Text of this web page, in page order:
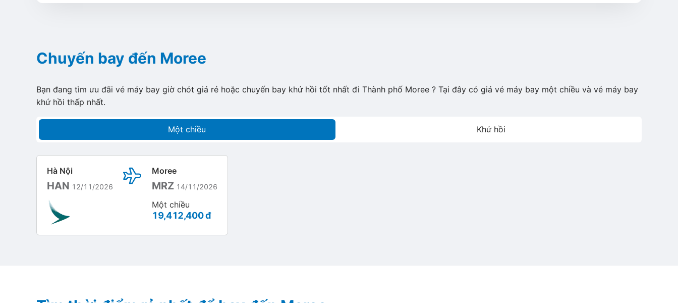
Chuyến bay đến Moree
Bạn đang tìm ưu đãi vé máy bay giờ chót giá rẻ hoặc chuyến bay khứ hồi tốt nhất đi Thành phố Moree ? Tại đây có giá vé máy bay một chiều và vé máy bay
khứ hồi thấp nhất.
Một chiều Khứ hồi
Hà Nội
HAN 12/11/2026
Moree
MRZ 14/11/2026
Một chiều
19,412,400 đ